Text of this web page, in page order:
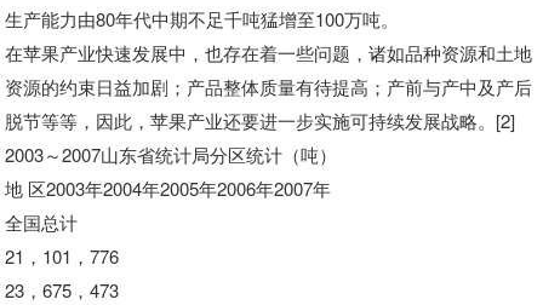
生产能力由80年代中期不足千吨猛增至100万吨。
在苹果产业快速发展中，也存在着一些问题，诸如品种资源和土地
资源的约束日益加剧；产品整体质量有待提高；产前与产中及产后
脱节等等，因此，苹果产业还要进一步实施可持续发展战略。[2]
2003～2007山东省统计局分区统计（吨）
地 区2003年2004年2005年2006年2007年
全国总计
21，101，776
23，675，473